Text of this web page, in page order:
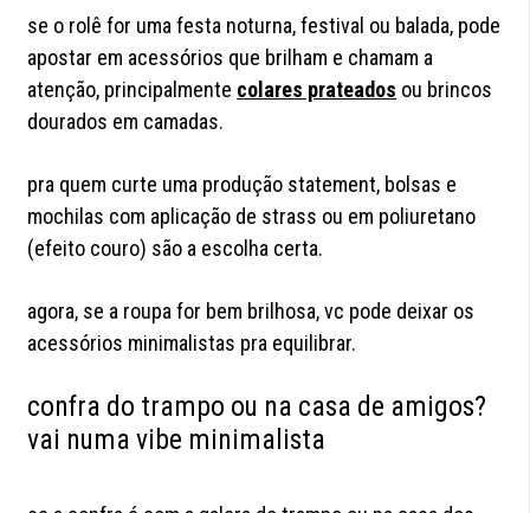
se o rolê for uma festa noturna, festival ou balada, pode
apostar em acessórios que brilham e chamam a
atenção, principalmente colares prateados ou brincos
dourados em camadas.
pra quem curte uma produção statement, bolsas e
mochilas com aplicação de strass ou em poliuretano
(efeito couro) são a escolha certa.
agora, se a roupa for bem brilhosa, vc pode deixar os
acessórios minimalistas pra equilibrar.
confra do trampo ou na casa de amigos?
vai numa vibe minimalista